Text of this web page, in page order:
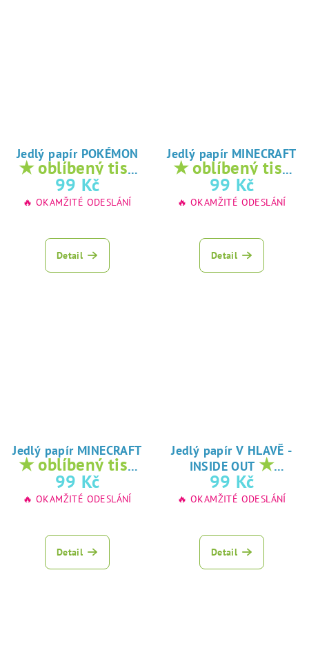
Jedlý papír POKÉMON
★ oblíbený tisk
na jedlý papír
99 Kč
🔥 OKAMŽITÉ ODESLÁNÍ
Detail
Jedlý papír MINECRAFT
★ oblíbený tisk
na jedlý papír
99 Kč
🔥 OKAMŽITÉ ODESLÁNÍ
Detail
Jedlý papír MINECRAFT
★ oblíbený tisk
na jedlý papír
99 Kč
🔥 OKAMŽITÉ ODESLÁNÍ
Detail
Jedlý papír V HLAVĚ -
INSIDE OUT ★
oblíbený tisk na
jedlý papír
99 Kč
🔥 OKAMŽITÉ ODESLÁNÍ
Detail